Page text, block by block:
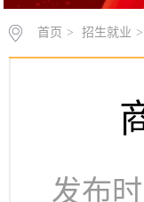
首页 > 招生就业 >
发布